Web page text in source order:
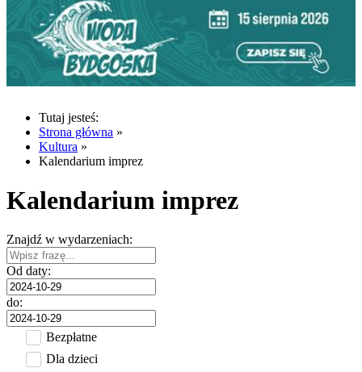
Tutaj jesteś:
Strona główna »
Kultura »
Kalendarium imprez
Kalendarium imprez
Znajdź w wydarzeniach:
Od daty:
do:
Bezpłatne
Dla dzieci